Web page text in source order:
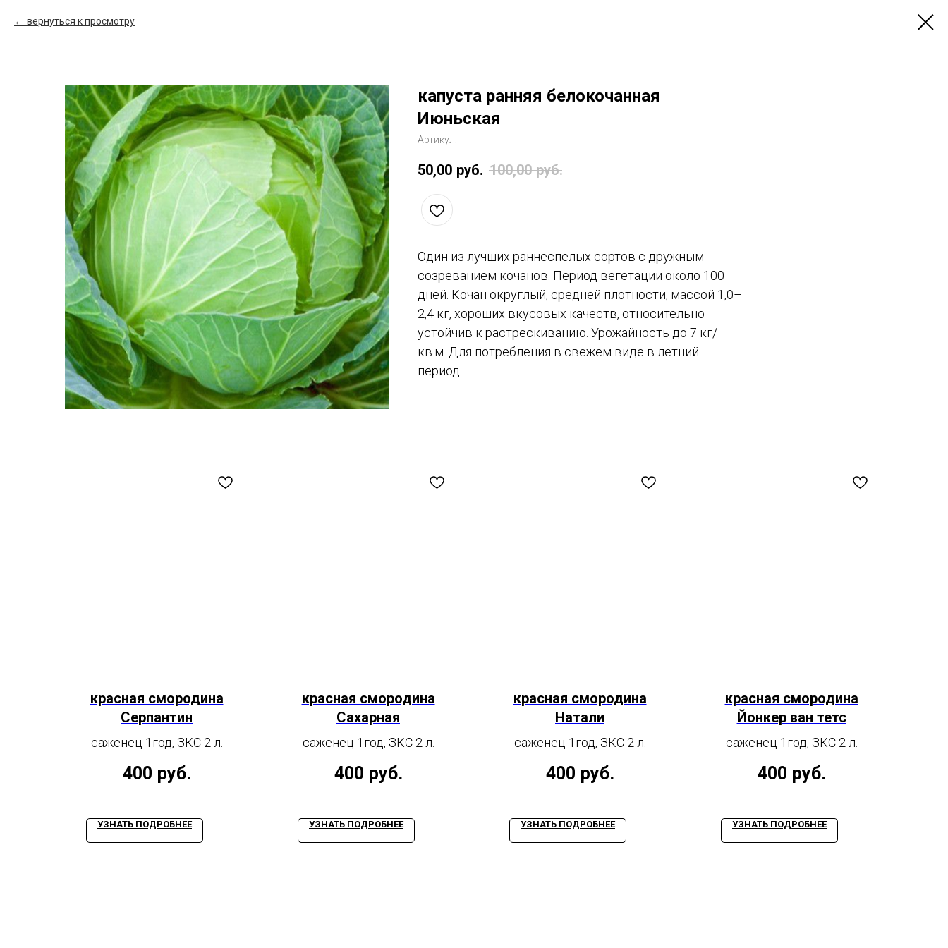
вернуться к просмотру
капуста ранняя белокочанная
Июньская
Артикул:
50,00 руб. 100,00 руб.
Один из лучших раннеспелых сортов с дружным
созреванием кочанов. Период вегетации около 100
дней. Кочан округлый, средней плотности, массой 1,0–
2,4 кг, хороших вкусовых качеств, относительно
устойчив к растрескиванию. Урожайность до 7 кг/
кв.м. Для потребления в свежем виде в летний
период.
красная смородина
Серпантин
саженец 1год, ЗКС 2 л.
400 руб.
УЗНАТЬ ПОДРОБНЕЕ
красная смородина
Сахарная
саженец 1год, ЗКС 2 л.
400 руб.
УЗНАТЬ ПОДРОБНЕЕ
красная смородина
Натали
саженец 1год, ЗКС 2 л.
400 руб.
УЗНАТЬ ПОДРОБНЕЕ
красная смородина
Йонкер ван тетс
саженец 1год, ЗКС 2 л.
400 руб.
УЗНАТЬ ПОДРОБНЕЕ